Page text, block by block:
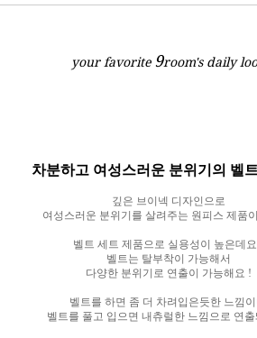
your favorite 9room's daily
차분하고 여성스러운 분위기의 벨
깊은 브이넥 디자인으로
여성스러운 분위기를 살려주는 원피스 제품
벨트 세트 제품으로 실용성이 높은데요
벨트는 탈부착이 가능해서
다양한 분위기로 연출이 가능해요 !
벨트를 하면 좀 더 차려입은듯한 느낌이
벨트를 풀고 입으면 내츄럴한 느낌으로 연출